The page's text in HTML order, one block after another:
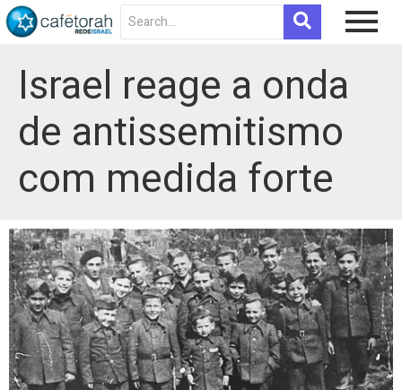
Israel reage a onda
de antissemitismo
com medida forte